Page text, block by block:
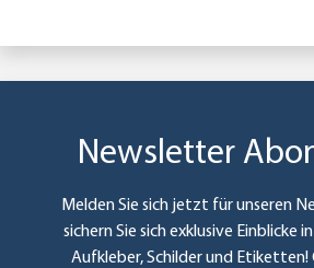
Newsletter
Melden Sie sich jetzt für unseren
sichern Sie sich exklusive Einblicke
Aufkleber, Schilder und Etiketten!